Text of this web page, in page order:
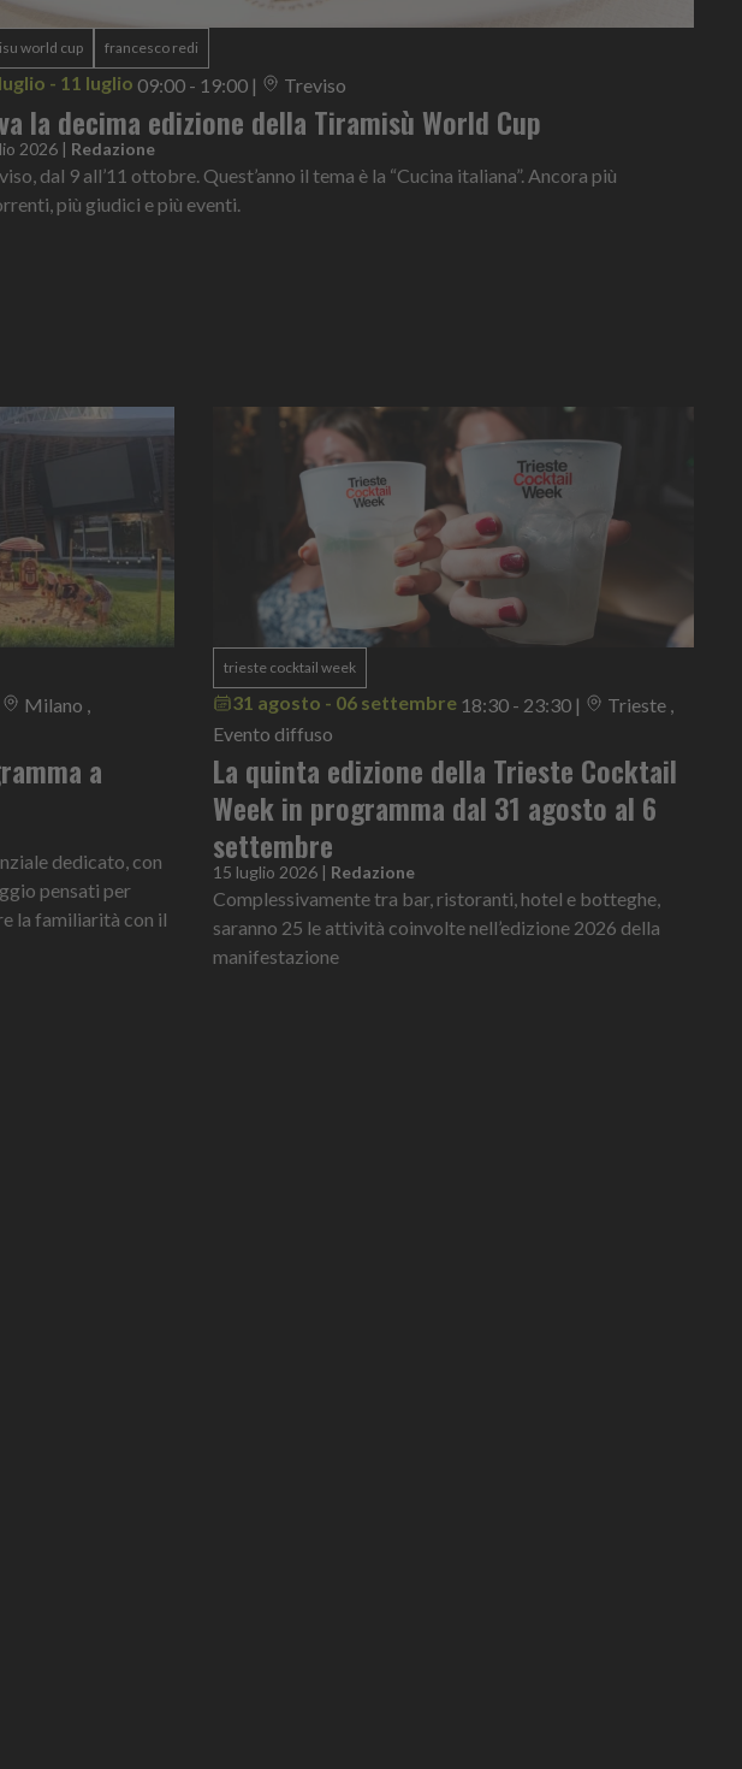
world cup francesco redi
- 11 luglio 09:00 - 19:00 | Treviso
la decima edizione della Tiramisù World Cup
2026 | Redazione
dal 9 all’11 ottobre. Quest’anno il tema è la “Cucina italiana”. Ancora più
più giudici e più eventi.
Milano ,
a
dedicato, con
pensati per
la familiarità con il
trieste cocktail week
31 agosto - 06 settembre 18:30 - 23:30 |
Trieste ,
Evento diffuso
La quinta edizione della Trieste Cocktail
Week in programma dal 31 agosto al 6
settembre
15 luglio 2026 | Redazione
Complessivamente tra bar, ristoranti, hotel e botteghe,
saranno 25 le attività coinvolte nell’edizione 2026 della
manifestazione